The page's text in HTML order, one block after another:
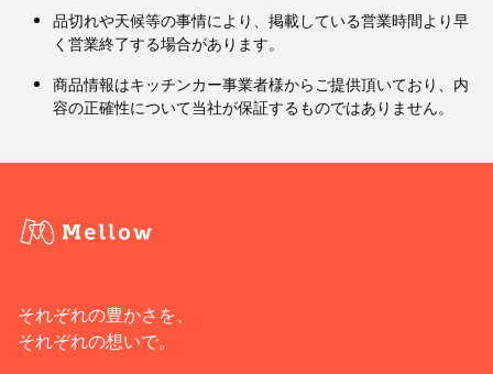
品切れや天候等の事情により、掲載している営業時間より早
く営業終了する場合があります。
商品情報はキッチンカー事業者様からご提供頂いており、内
容の正確性について当社が保証するものではありません。
それぞれの豊かさを、
それぞれの想いで。